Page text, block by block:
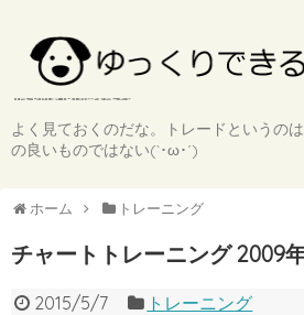
よく見ておくのだな。トレードというの
の良いものではない(`･ω･´)
ホーム トレーニング
チャートトレーニング 2009
2015/5/7 トレーニング